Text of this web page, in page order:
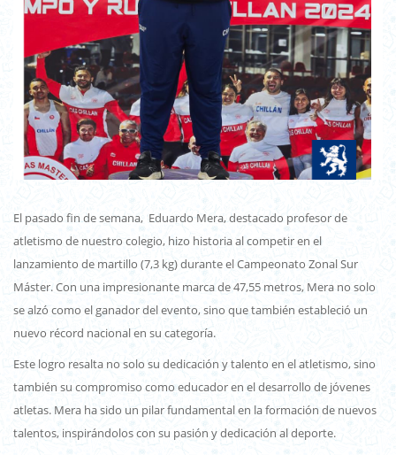
El pasado fin de semana, Eduardo Mera, destacado profesor de
atletismo de nuestro colegio, hizo historia al competir en el
lanzamiento de martillo (7,3 kg) durante el Campeonato Zonal Sur
Máster. Con una impresionante marca de 47,55 metros, Mera no solo
se alzó como el ganador del evento, sino que también estableció un
nuevo récord nacional en su categoría.
Este logro resalta no solo su dedicación y talento en el atletismo, sino
también su compromiso como educador en el desarrollo de jóvenes
atletas. Mera ha sido un pilar fundamental en la formación de nuevos
talentos, inspirándolos con su pasión y dedicación al deporte.